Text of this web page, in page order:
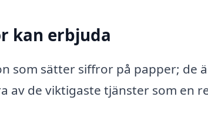
kan erbjuda
som sätter siffror på papper; de
av de viktigaste tjänster som en